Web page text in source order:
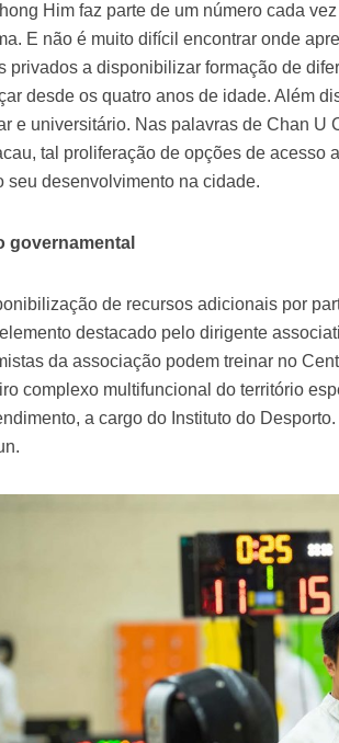
Him faz parte de um número cada
E não é muito difícil encontrar onde
privados a disponibilizar formação de
desde os quatro anos de idade. Além
e universitário. Nas palavras de Chan U
tal proliferação de opções de acesso
seu desenvolvimento na cidade.
governamental
de recursos adicionais por
destacado pelo dirigente
da associação podem treinar no
complexo multifuncional do território
a cargo do Instituto do